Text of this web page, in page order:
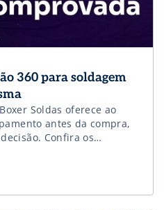
360 para soldagem
Soldas oferece ao
antes da compra,
Confira os